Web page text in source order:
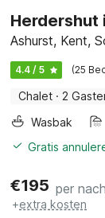
Herdershut
Ashurst, Kent,
4.4 / 5 (25
Chalet · 2
Wasbak
Gratis
€195 per
+extra kosten